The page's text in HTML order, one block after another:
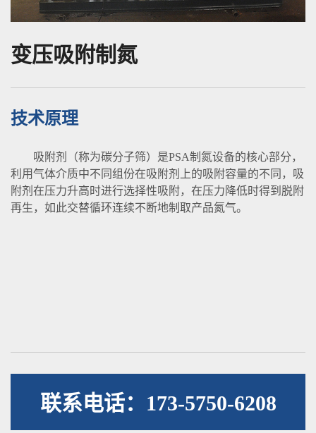
变压吸附制氮
技术原理
吸附剂（称为碳分子筛）是PSA制氮设备的核心部分，
利用气体介质中不同组份在吸附剂上的吸附容量的不同，吸
附剂在压力升高时进行选择性吸附，在压力降低时得到脱附
再生，如此交替循环连续不断地制取产品氮气。
联系电话：173-5750-6208